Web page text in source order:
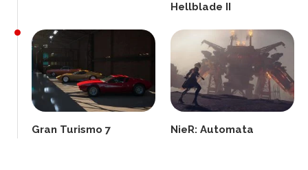
Hellblade II
Gran Turismo 7 NieR: Automata